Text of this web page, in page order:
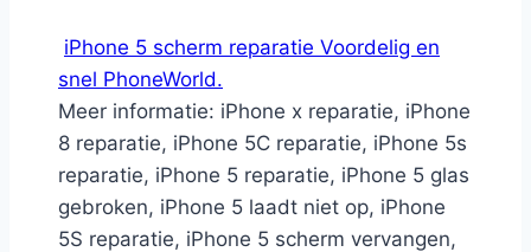
iPhone 5 scherm reparatie Voordelig en
snel PhoneWorld.
Meer informatie: iPhone x reparatie, iPhone
8 reparatie, iPhone 5C reparatie, iPhone 5s
reparatie, iPhone 5 reparatie, iPhone 5 glas
gebroken, iPhone 5 laadt niet op, iPhone
5S reparatie, iPhone 5 scherm vervangen,